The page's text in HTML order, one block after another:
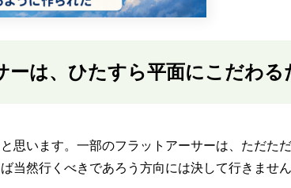
ーは、ひたすら平面にこだわる
思います。一部のフラットアーサーは、ただた
当然行くべきであろう方向には決して行きません